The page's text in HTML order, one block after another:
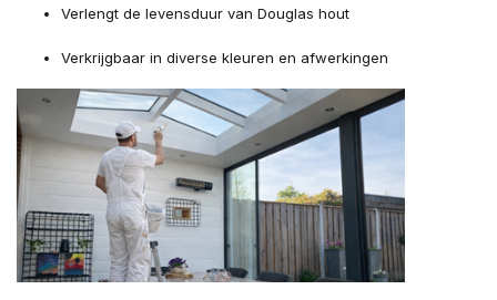
Verlengt de levensduur van Douglas hout
Verkrijgbaar in diverse kleuren en afwerkingen